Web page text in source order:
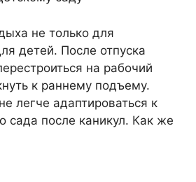
не только для
детей. После отпуска
на рабочий
к раннему подъему.
легче адаптироваться к
сада после каникул. Как же